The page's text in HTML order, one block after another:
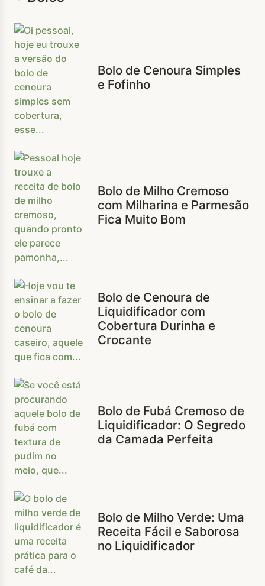
Bolo de Cenoura Simples
e Fofinho
Bolo de Milho Cremoso
com Milharina e Parmesão
Fica Muito Bom
Bolo de Cenoura de
Liquidificador com
Cobertura Durinha e
Crocante
Bolo de Fubá Cremoso de
Liquidificador: O Segredo
da Camada Perfeita
Bolo de Milho Verde: Uma
Receita Fácil e Saborosa
no Liquidificador